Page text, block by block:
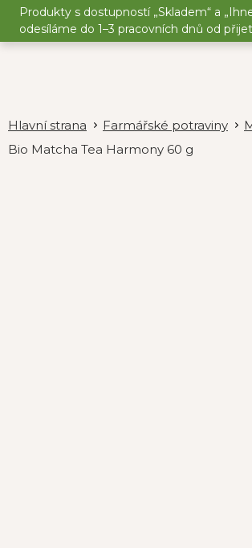
Přejít
obsah
Produkty s dostupností „Skladem“ a
odesíláme do 1–3 pracovních dnů od
Farmářské potraviny
Bio Matcha Tea Harmony 60 g